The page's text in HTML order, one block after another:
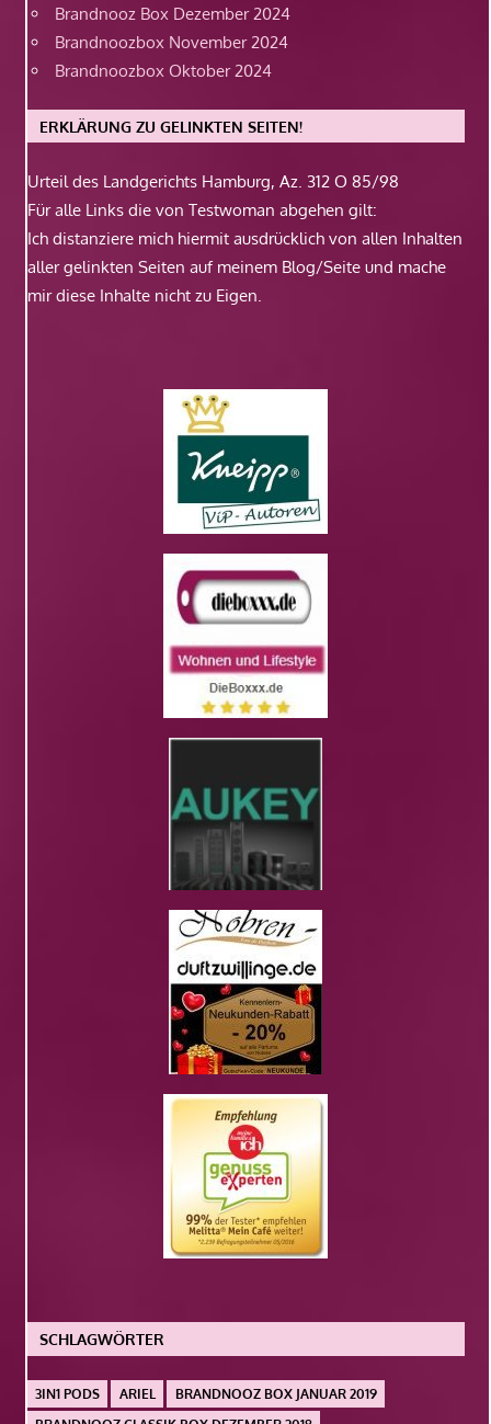
Brandnooz Box Dezember 2024
Brandnoozbox November 2024
Brandnoozbox Oktober 2024
ERKLÄRUNG ZU GELINKTEN SEITEN!
Urteil des Landgerichts Hamburg, Az. 312 O 85/98
Für alle Links die von Testwoman abgehen gilt:
Ich distanziere mich hiermit ausdrücklich von allen Inhalten
aller gelinkten Seiten auf meinem Blog/Seite und mache
mir diese Inhalte nicht zu Eigen.
SCHLAGWÖRTER
3IN1 PODS ARIEL
BRANDNOOZ BOX JANUAR 2019